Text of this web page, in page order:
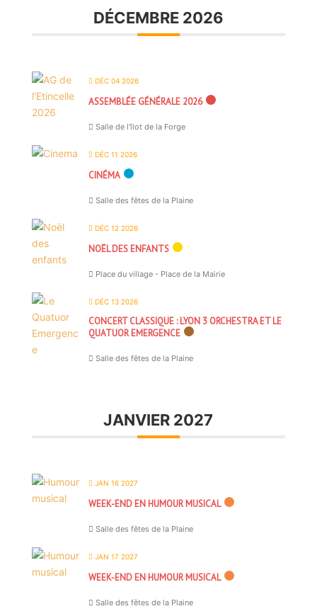
DÉCEMBRE 2026
DÉC 04 2026
ASSEMBLÉE GÉNÉRALE 2026
Salle de l'îlot de la Forge
DÉC 11 2026
CINÉMA
Salle des fêtes de la Plaine
DÉC 12 2026
NOËL DES ENFANTS
Place du village - Place de la Mairie
DÉC 13 2026
CONCERT CLASSIQUE : LYON 3 ORCHESTRA ET LE
QUATUOR EMERGENCE
Salle des fêtes de la Plaine
JANVIER 2027
JAN 16 2027
WEEK-END EN HUMOUR MUSICAL
Salle des fêtes de la Plaine
JAN 17 2027
WEEK-END EN HUMOUR MUSICAL
Salle des fêtes de la Plaine